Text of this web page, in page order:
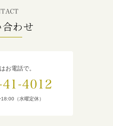
わせ
お電話で。
41-4012
（水曜定休）